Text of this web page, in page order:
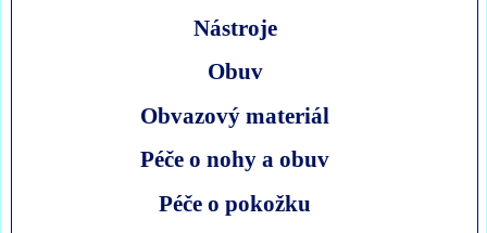
Nástroje
Obuv
Obvazový materiál
Péče o nohy a obuv
Péče o pokožku